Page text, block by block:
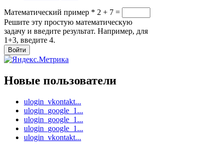
Математический пример * 2 + 7 =
Решите эту простую математическую
задачу и введите результат. Например, для
1+3, введите 4.
Новые пользователи
ulogin_vkontakt...
ulogin_google_1...
ulogin_google_1...
ulogin_google_1...
ulogin_vkontakt...